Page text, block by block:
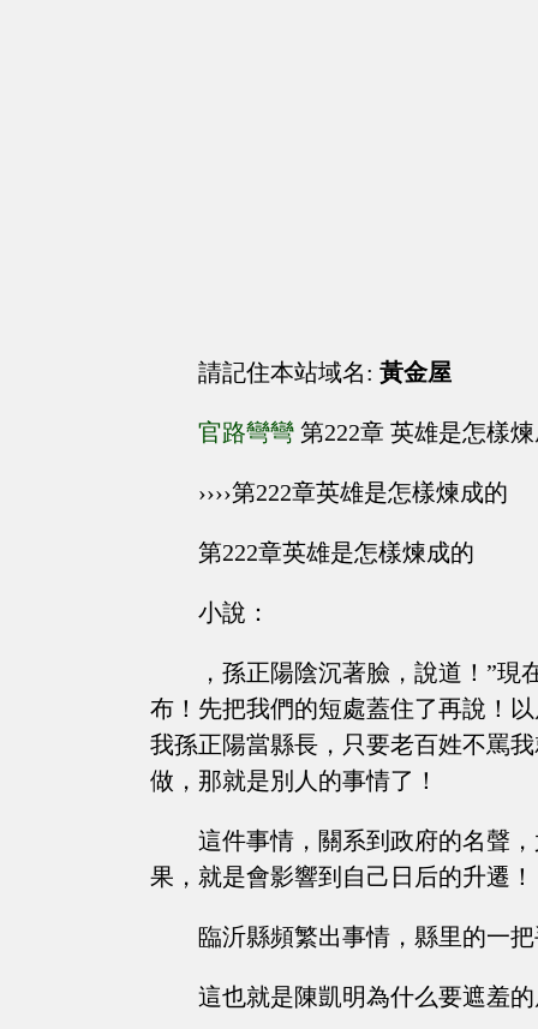
請記住本站域名: 黃金屋
官路彎彎 第222章 英雄是怎樣
››››第222章英雄是怎樣煉成的
第222章英雄是怎樣煉成的
小說：
，孫正陽陰沉著臉，說道！”
布！先把我們的短處蓋住了再說！
我孫正陽當縣長，只要老百姓不罵
做，那就是別人的事情了！
這件事情，關系到政府的名聲
果，就是會影響到自己日后的升遷！
臨沂縣頻繁出事情，縣里的一
這也就是陳凱明為什么要遮羞